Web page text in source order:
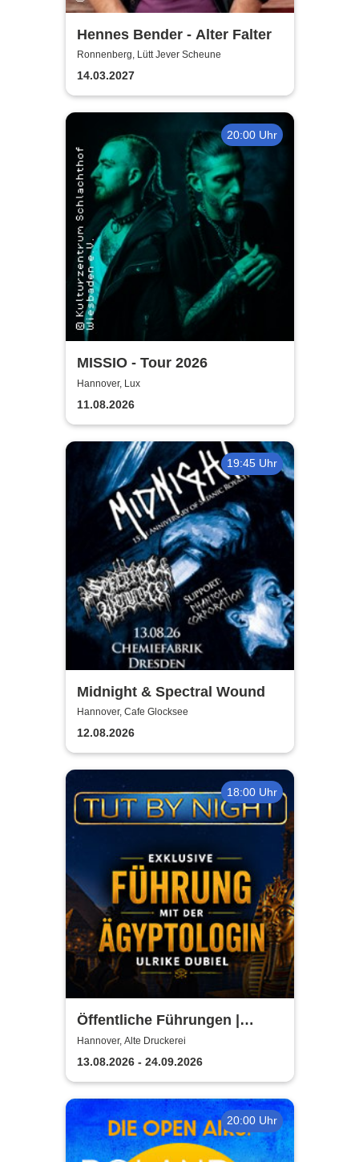
Hennes Bender - Alter Falter
Ronnenberg, Lütt Jever Scheune
14.03.2027
20:00 Uhr
MISSIO - Tour 2026
Hannover, Lux
11.08.2026
19:45 Uhr
Midnight & Spectral Wound
Hannover, Cafe Glocksee
12.08.2026
18:00 Uhr
Öffentliche Führungen |
TUTANCHAMUN | Hannover -
Ein Immersives Abenteuer
Hannover, Alte Druckerei
13.08.2026 - 24.09.2026
20:00 Uhr